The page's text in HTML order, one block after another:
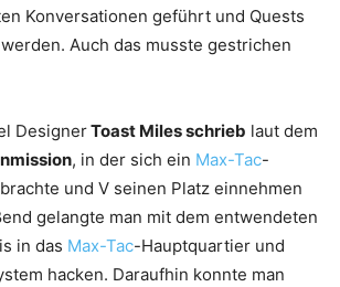
Konversationen geführt und Quests
Auch das musste gestrichen
DesignerToast Miles schrieb laut dem
, in der sich ein Max-Tac-
und V seinen Platz einnehmen
gelangte man mit dem entwendeten
in das Max-Tac-Hauptquartier und
hacken. Daraufhin konnte man